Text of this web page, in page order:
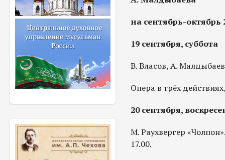
на сентябрь-октябрь
19 сентября, суббота
В. Власов, А.
Опера в трёх
20 сентября,
М. Раухвергер
17.00.